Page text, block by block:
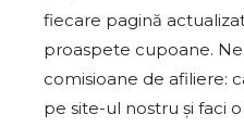
fiecare pagină
proaspete cupoane.
comisioane de afiliere:
pe site-ul nostru și faci